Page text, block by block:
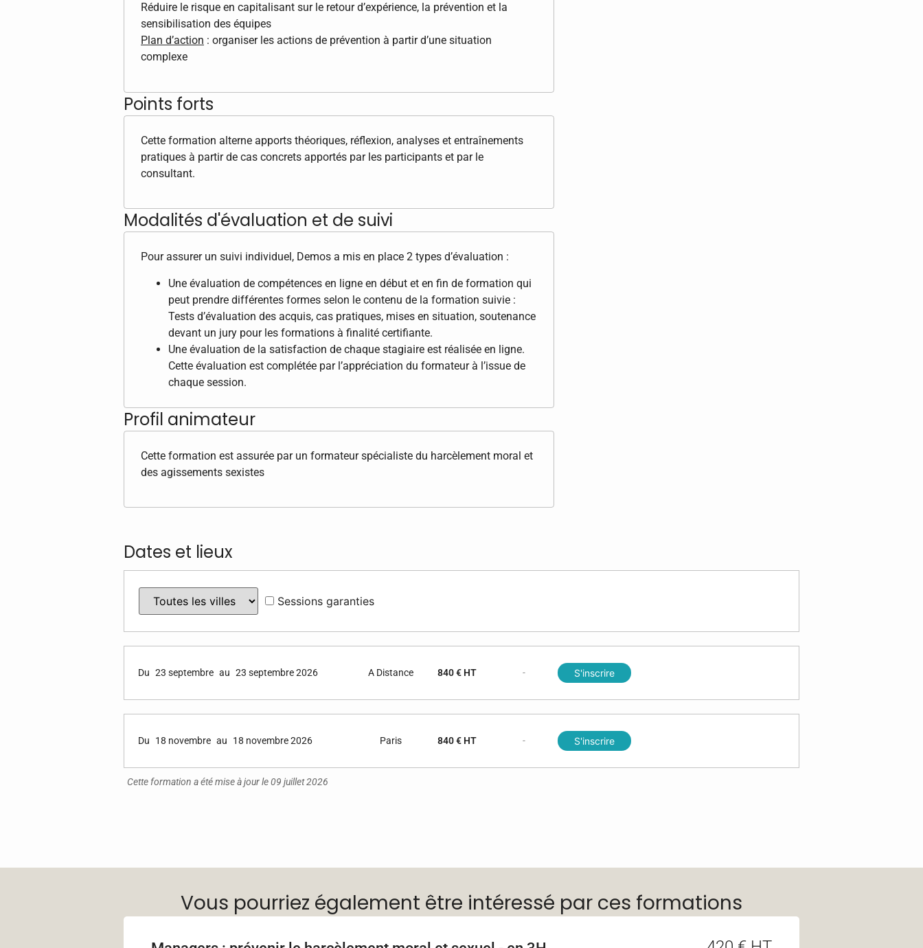
Réduire le risque en capitalisant sur le retour d’expérience, la prévention et la
sensibilisation des équipes
Plan d’action : organiser les actions de prévention à partir d’une situation
complexe
Points forts
Cette formation alterne apports théoriques, réflexion, analyses et entraînements
pratiques à partir de cas concrets apportés par les participants et par le
consultant.
Modalités d'évaluation et de suivi
Pour assurer un suivi individuel, Demos a mis en place 2 types d’évaluation :
Une évaluation de compétences en ligne en début et en fin de formation qui
peut prendre différentes formes selon le contenu de la formation suivie :
Tests d’évaluation des acquis, cas pratiques, mises en situation, soutenance
devant un jury pour les formations à finalité certifiante.
Une évaluation de la satisfaction de chaque stagiaire est réalisée en ligne.
Cette évaluation est complétée par l’appréciation du formateur à l’issue de
chaque session.
Profil animateur
Cette formation est assurée par un formateur spécialiste du harcèlement moral et
des agissements sexistes
Dates et lieux
Sessions garanties
Du 23 septembre au 23 septembre 2026 A Distance 840 € HT - S'inscrire
Du 18 novembre au 18 novembre 2026 Paris 840 € HT - S'inscrire
Cette formation a été mise à jour le 09 juillet 2026
Vous pourriez également être intéressé par ces formations